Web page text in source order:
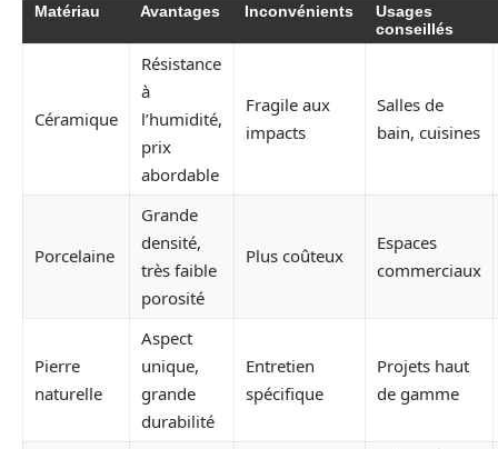
Matériau Avantages Inconvénients
Usages
conseillés
Céramique
Résistance
à
l’humidité,
prix
abordable
Fragile aux
impacts
Salles de
bain, cuisines
Porcelaine
Grande
densité,
très faible
porosité
Plus coûteux
Espaces
commerciaux
Pierre
naturelle
Aspect
unique,
grande
durabilité
Entretien
spécifique
Projets haut
de gamme